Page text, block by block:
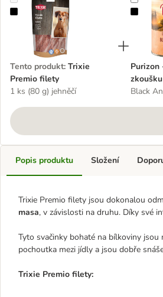
Trixie Premio filety
Tento produkt: Trixie
Premio filety
1 ks (80 g) jehněčí
Purizon
zkoušku
Black
Popis produktu
Trixie Premio filety jsou dokonalou
masa, v závislosti na druhu. Díky své
Tyto svačinky bohaté na bílkoviny jsou
pochoutka mezi jídly a jsou dobře
Trixie Premio filety:
Složení